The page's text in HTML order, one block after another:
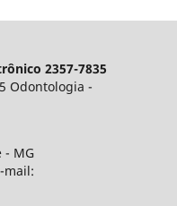
2357-7835
Odontologia -
- MG
mail: